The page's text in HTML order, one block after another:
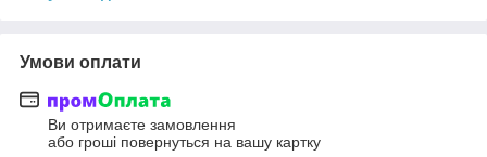
Умови оплати
Ви отримаєте замовлення
або гроші повернуться на вашу картку